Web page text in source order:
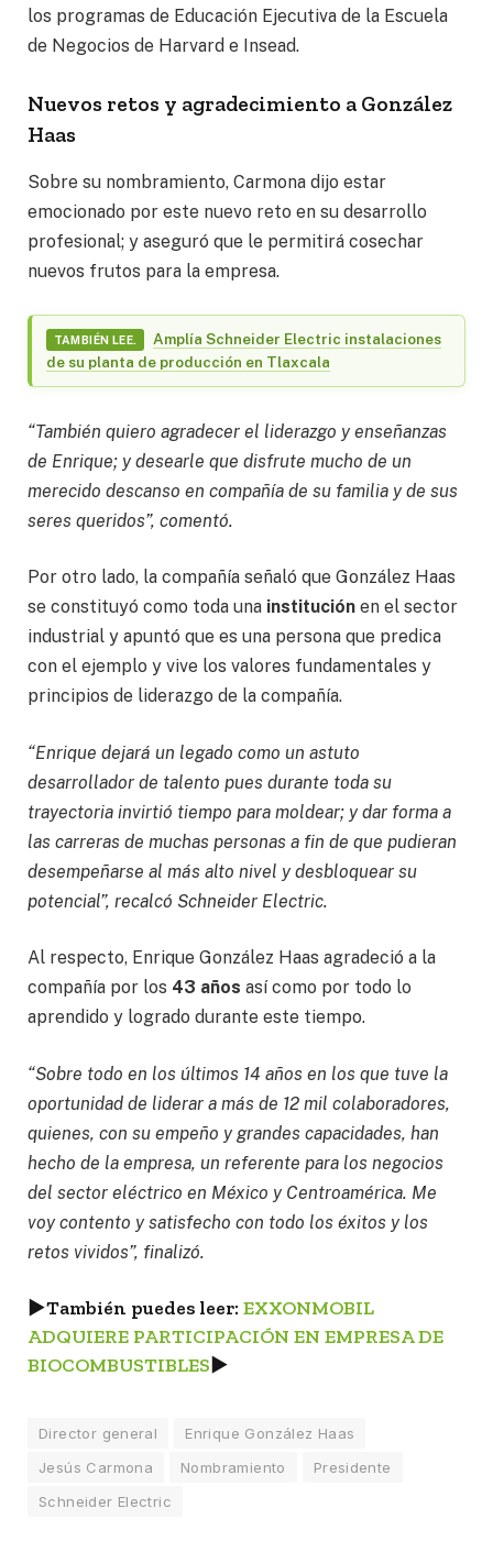
los programas de Educación Ejecutiva de la Escuela
de Negocios de Harvard e Insead.
Nuevos retos y agradecimiento a González
Haas
Sobre su nombramiento, Carmona dijo estar
emocionado por este nuevo reto en su desarrollo
profesional; y aseguró que le permitirá cosechar
nuevos frutos para la empresa.
TAMBIÉN LEE.
Amplía Schneider Electric instalaciones
de su planta de producción en Tlaxcala
“También quiero agradecer el liderazgo y enseñanzas
de Enrique; y desearle que disfrute mucho de un
merecido descanso en compañía de su familia y de sus
seres queridos”, comentó.
Por otro lado, la compañía señaló que González Haas
se constituyó como toda una institución en el sector
industrial y apuntó que es una persona que predica
con el ejemplo y vive los valores fundamentales y
principios de liderazgo de la compañía.
“Enrique dejará un legado como un astuto
desarrollador de talento pues durante toda su
trayectoria invirtió tiempo para moldear; y dar forma a
las carreras de muchas personas a fin de que pudieran
desempeñarse al más alto nivel y desbloquear su
potencial”, recalcó Schneider Electric.
Al respecto, Enrique González Haas agradeció a la
compañía por los 43 años así como por todo lo
aprendido y logrado durante este tiempo.
“Sobre todo en los últimos 14 años en los que tuve la
oportunidad de liderar a más de 12 mil colaboradores,
quienes, con su empeño y grandes capacidades, han
hecho de la empresa, un referente para los negocios
del sector eléctrico en México y Centroamérica. Me
voy contento y satisfecho con todo los éxitos y los
retos vividos”, finalizó.
►También puedes leer: EXXONMOBIL
ADQUIERE PARTICIPACIÓN EN EMPRESA DE
BIOCOMBUSTIBLES►
Director general
Enrique González Haas
Jesús Carmona
Nombramiento
Presidente
Schneider Electric